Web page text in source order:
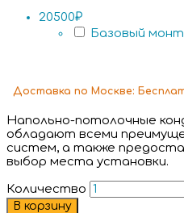
20500₽
Базовый
Доставка по Москве:
Напольно-потолочные
обладают всеми
систем, а также
выбор места установки.
Количество
В корзину